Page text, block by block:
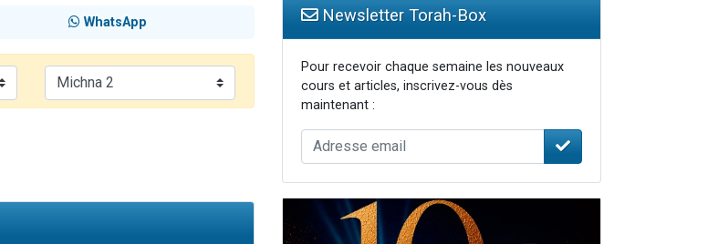
WhatsApp Newsletter Torah-Box
Pour recevoir chaque semaine les nouveaux
cours et articles, inscrivez-vous dès
maintenant :